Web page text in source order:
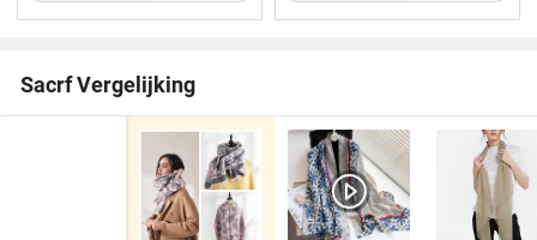
Sacrf Vergelijking